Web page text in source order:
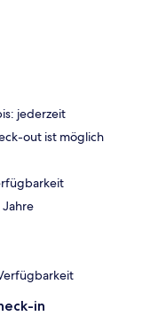
jederzeit
out ist möglich
in